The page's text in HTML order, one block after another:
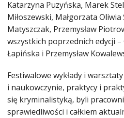
Katarzyna Puzyńska, Marek
Miłoszewski, Małgorzata
Matyszczak, Przemysław
wszystkich poprzednich edycji –
Łapińska i Przemysław
Festiwalowe wykłady i
i naukowczynie, praktycy i
się kryminalistyką, byli
sprawiedliwości i całkiem